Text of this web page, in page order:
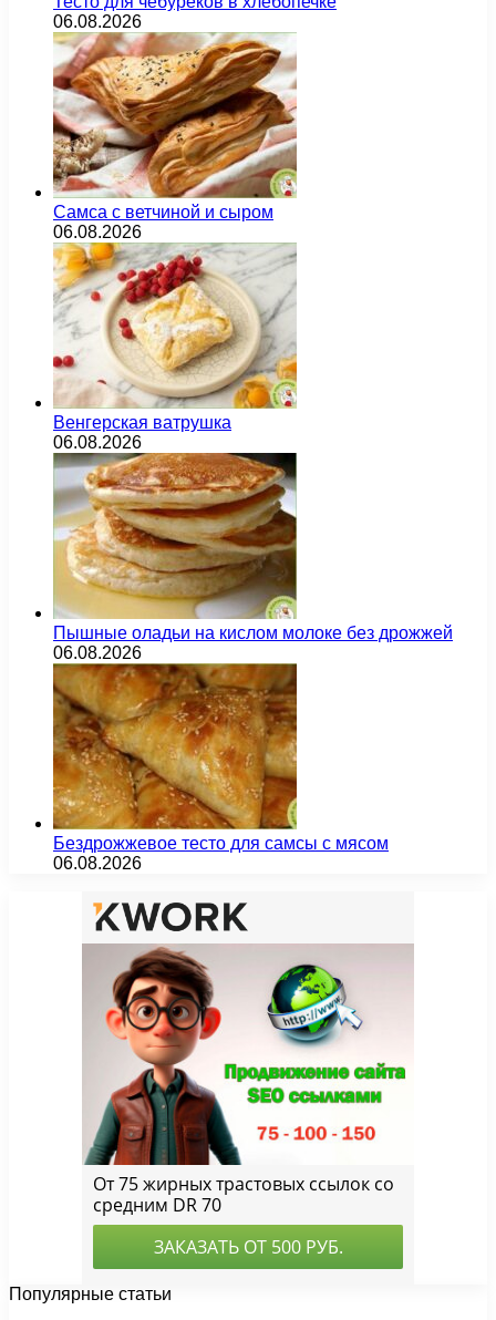
06.08.2026
Самса с ветчиной и сыром
06.08.2026
Венгерская ватрушка
06.08.2026
Пышные оладьи на кислом молоке без дрожжей
06.08.2026
Бездрожжевое тесто для самсы с мясом
06.08.2026
Популярные статьи